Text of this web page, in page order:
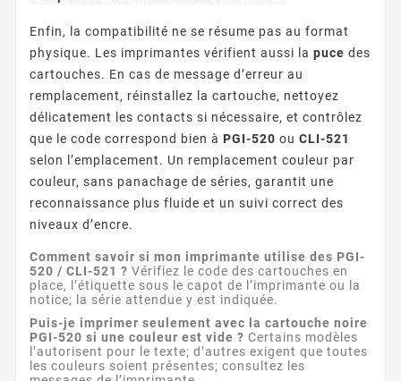
Enfin, la compatibilité ne se résume pas au format
physique. Les imprimantes vérifient aussi la puce des
cartouches. En cas de message d’erreur au
remplacement, réinstallez la cartouche, nettoyez
délicatement les contacts si nécessaire, et contrôlez
que le code correspond bien à PGI-520 ou CLI-521
selon l’emplacement. Un remplacement couleur par
couleur, sans panachage de séries, garantit une
reconnaissance plus fluide et un suivi correct des
niveaux d’encre.
Comment savoir si mon imprimante utilise des PGI-
520 / CLI-521 ? Vérifiez le code des cartouches en
place, l’étiquette sous le capot de l’imprimante ou la
notice; la série attendue y est indiquée.
Puis-je imprimer seulement avec la cartouche noire
PGI-520 si une couleur est vide ? Certains modèles
l’autorisent pour le texte; d’autres exigent que toutes
les couleurs soient présentes; consultez les